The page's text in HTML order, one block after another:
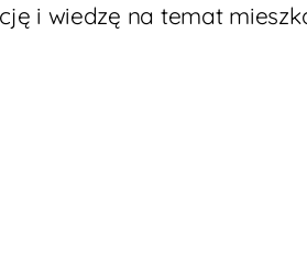
i wiedzę na temat